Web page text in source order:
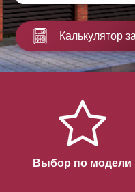
Калькулятор
Выбор по модели